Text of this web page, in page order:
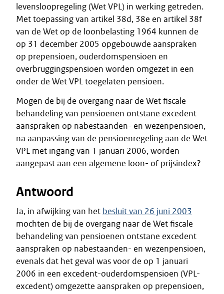
levensloopregeling (Wet VPL) in werking getreden.
Met toepassing van artikel 38d, 38e en artikel 38f
van de Wet op de loonbelasting 1964 kunnen de
op 31 december 2005 opgebouwde aanspraken
op prepensioen, ouderdomspensioen en
overbruggingspensioen worden omgezet in een
onder de Wet VPL toegelaten pensioen.
Mogen de bij de overgang naar de Wet fiscale
behandeling van pensioenen ontstane excedent
aanspraken op nabestaanden- en wezenpensioen,
na aanpassing van de pensioenregeling aan de Wet
VPL met ingang van 1 januari 2006, worden
aangepast aan een algemene loon- of prijsindex?
Antwoord
Ja, in afwijking van het besluit van 26 juni 2003
mochten de bij de overgang naar de Wet fiscale
behandeling van pensioenen ontstane excedent
aanspraken op nabestaanden- en wezenpensioen,
evenals dat het geval was voor de op 1 januari
2006 in een excedent-ouderdomspensioen (VPL-
excedent) omgezette aanspraken op prepensioen,